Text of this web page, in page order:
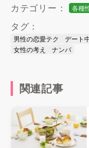
カテゴリー： 各種
タグ：
男性の恋愛テク デート
女性の考え
ナンパ
関連記事